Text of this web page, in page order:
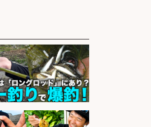
sponsored by 求人ボックス
/調理なし・軽作業
パック詰め 品出し/
希望休が取得で